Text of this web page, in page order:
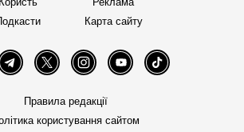
Карта сайту
TelegramTwitter InstagramYouTube TikTok
Правила редакції
користування сайтом